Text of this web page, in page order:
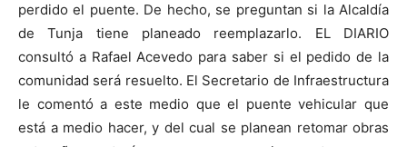
perdido el puente. De hecho, se preguntan si la Alcaldía
de Tunja tiene planeado reemplazarlo. EL DIARIO
consultó a Rafael Acevedo para saber si el pedido de la
comunidad será resuelto. El Secretario de Infraestructura
le comentó a este medio que el puente vehicular que
está a medio hacer, y del cual se planean retomar obras